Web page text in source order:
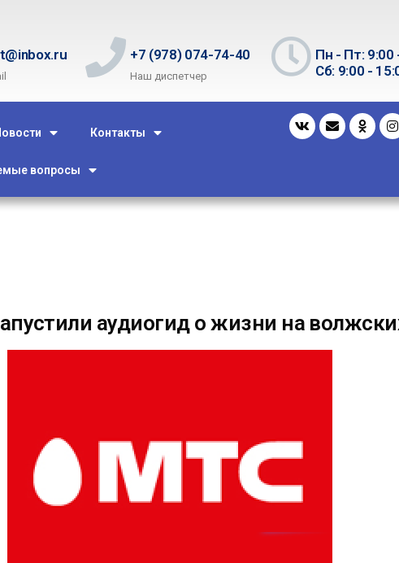
+7 (978) 074-74-40
Наш диспетчер
Пн - Пт: 9:00
Сб: 9:00 -
Контакты
вопросы
аудиогид о жизни на